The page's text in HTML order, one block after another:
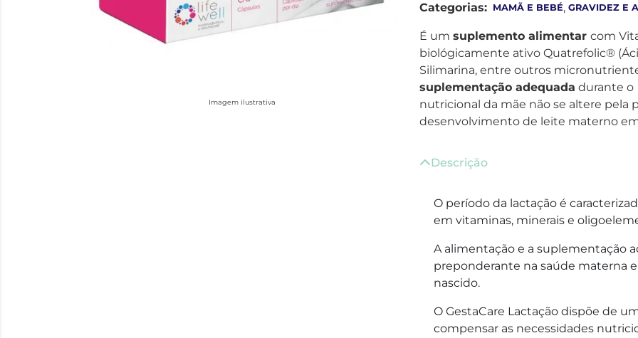
Imagem ilustrativa
Categorias: MAMÃ E BEBÉ, GRAVIDEZ E
É um suplemento alimentar com
biológicamente ativo Quatrefolic®
Silimarina, entre outros
suplementação adequada durante o
nutricional da mãe não se altere pela
desenvolvimento de leite materno
Descrição
O período da lactação é
em vitaminas, minerais e
A alimentação e a suplementação
preponderante na saúde materna
nascido.
O GestaCare Lactação dispõe de
compensar as necessidades